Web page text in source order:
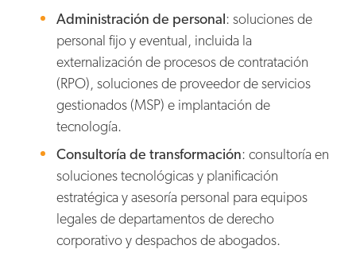
Administración de personal: soluciones de
personal fijo y eventual, incluida la
externalización de procesos de contratación
(RPO), soluciones de proveedor de servicios
gestionados (MSP) e implantación de
tecnología.
Consultoría de transformación: consultoría en
soluciones tecnológicas y planificación
estratégica y asesoría personal para equipos
legales de departamentos de derecho
corporativo y despachos de abogados.